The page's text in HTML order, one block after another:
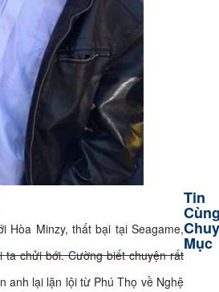
Minzy, thất bại tại Seagame,
chửi bới. Cường biết chuyện rất
anh lại lặn lội từ Phú Thọ về Nghệ
Tin
Mục